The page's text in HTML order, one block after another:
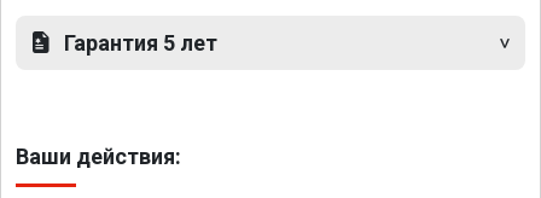
Гарантия 5 лет
Ваши действия: